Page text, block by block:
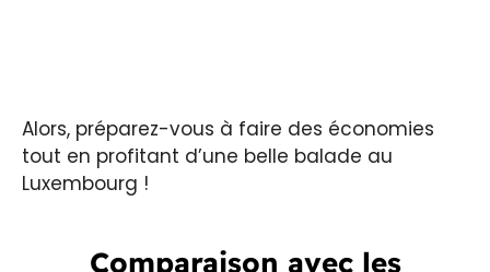
Alors, préparez-vous à faire des économies
tout en profitant d’une belle balade au
Luxembourg !
Comparaison avec les